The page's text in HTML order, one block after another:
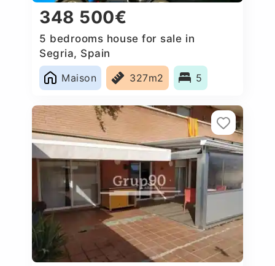
348 500€
5 bedrooms house for sale in
Segria, Spain
Maison
327m2 5